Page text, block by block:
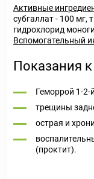
Активные
субгаллат - 100 мг,
гидрохлорид
Вспомогательный
Показания
Геморрой 1-2-
трещины
острая и
(проктит).